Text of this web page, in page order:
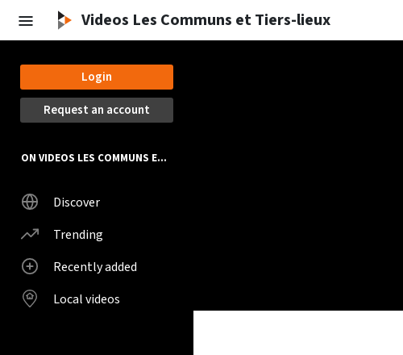
Videos Les Communs et Tiers-lieux
Login
Request an account
ON VIDEOS LES COMMUNS ET TIERS-LIEUX
Discover
Trending
Recently added
Local videos